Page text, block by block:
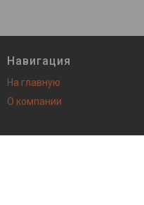
Навигация
На главную
О компании